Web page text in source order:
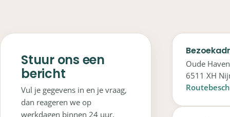
Stuur ons een
bericht
Vul je gegevens in en je vraag,
dan reageren we op
werkdagen binnen 24 uur.
Oude
6511 XH